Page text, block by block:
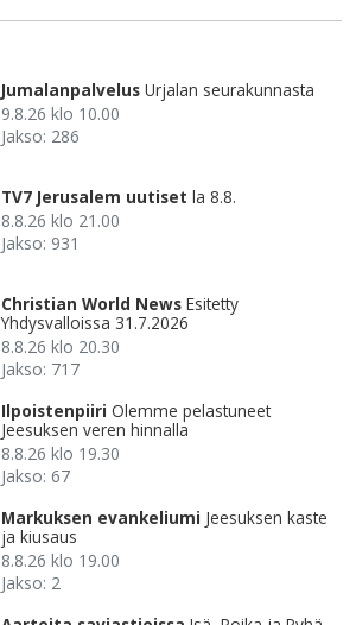
Jumalanpalvelus Urjalan seurakunnasta
9.8.26 klo 10.00
Jakso: 286
TV7 Jerusalem uutiset la 8.8.
8.8.26 klo 21.00
Jakso: 931
Christian World News Esitetty
Yhdysvalloissa 31.7.2026
8.8.26 klo 20.30
Jakso: 717
Ilpoistenpiiri Olemme pelastuneet
Jeesuksen veren hinnalla
8.8.26 klo 19.30
Jakso: 67
Markuksen evankeliumi Jeesuksen kaste
ja kiusaus
8.8.26 klo 19.00
Jakso: 2